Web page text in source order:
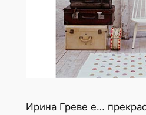
Ирина Греве е…